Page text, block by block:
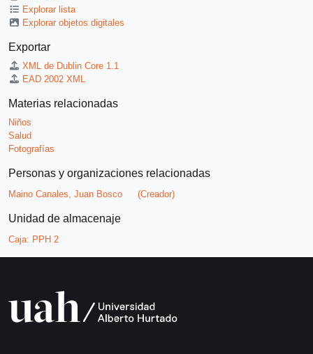
Explorar lista
Explorar objetos digitales
Exportar
XML de Dublin Core 1.1
EAD 2002 XML
Materias relacionadas
Niños
Salud
Fotografías
Personas y organizaciones relacionadas
Maino Canales, Juan Bosco (Creador)
Unidad de almacenaje
Caja: PPH 2